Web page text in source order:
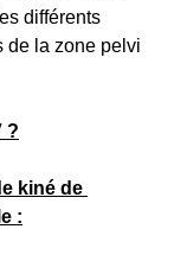
différents
de la zone pelvi
?
kiné de
: